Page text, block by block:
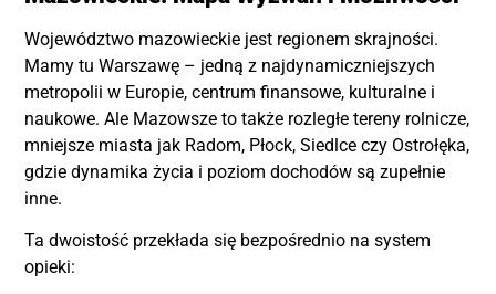
Województwo mazowieckie jest regionem skrajności.
Mamy tu Warszawę – jedną z najdynamiczniejszych
metropolii w Europie, centrum finansowe, kulturalne i
naukowe. Ale Mazowsze to także rozległe tereny rolnicze,
mniejsze miasta jak Radom, Płock, Siedlce czy Ostrołęka,
gdzie dynamika życia i poziom dochodów są zupełnie
inne.
Ta dwoistość przekłada się bezpośrednio na system
opieki: